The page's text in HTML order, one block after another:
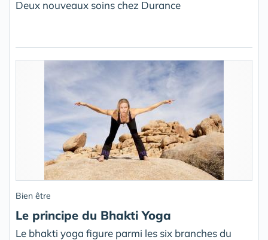
Deux nouveaux soins chez Durance
Bien être
Le principe du Bhakti Yoga
Le bhakti yoga figure parmi les six branches du